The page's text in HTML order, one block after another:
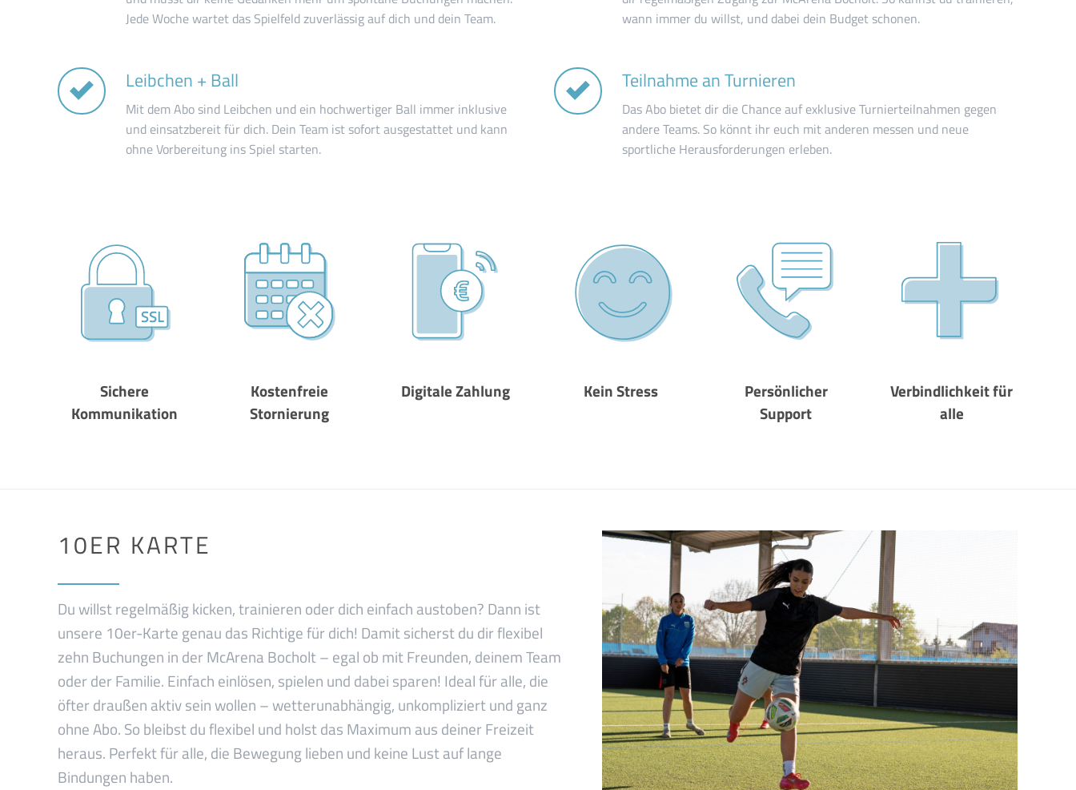
Jede Woche wartet das Spielfeld zuverlässig auf dich und dein Team.
wann immer du willst, und dabei dein Budget schonen.
Leibchen + Ball
Mit dem Abo sind Leibchen und ein hochwertiger Ball immer inklusive
und einsatzbereit für dich. Dein Team ist sofort ausgestattet und kann
ohne Vorbereitung ins Spiel starten.
Teilnahme an Turnieren
Das Abo bietet dir die Chance auf exklusive Turnierteilnahmen gegen
andere Teams. So könnt ihr euch mit anderen messen und neue
sportliche Herausforderungen erleben.
Sichere
Kommunikation
Kostenfreie
Stornierung
Digitale Zahlung Kein Stress
Persönlicher
Support
Verbindlichkeit für
alle
10ER KARTE
Du willst regelmäßig kicken, trainieren oder dich einfach austoben? Dann ist
unsere 10er-Karte genau das Richtige für dich! Damit sicherst du dir flexibel
zehn Buchungen in der McArena Bocholt – egal ob mit Freunden, deinem Team
oder der Familie. Einfach einlösen, spielen und dabei sparen! Ideal für alle, die
öfter draußen aktiv sein wollen – wetterunabhängig, unkompliziert und ganz
ohne Abo. So bleibst du flexibel und holst das Maximum aus deiner Freizeit
heraus. Perfekt für alle, die Bewegung lieben und keine Lust auf lange
Bindungen haben.